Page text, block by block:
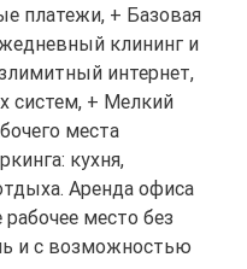
платежи, + Базовая
клининг и
интернет,
систем, + Мелкий
места
кухня,
Аренда офиса
место без
и с возможностью